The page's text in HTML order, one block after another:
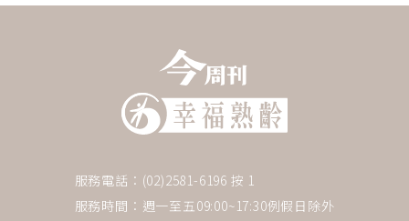
服務電話：(02)2581-6196 按 1
服務時間：週一至五09:00~17:30例假日除外